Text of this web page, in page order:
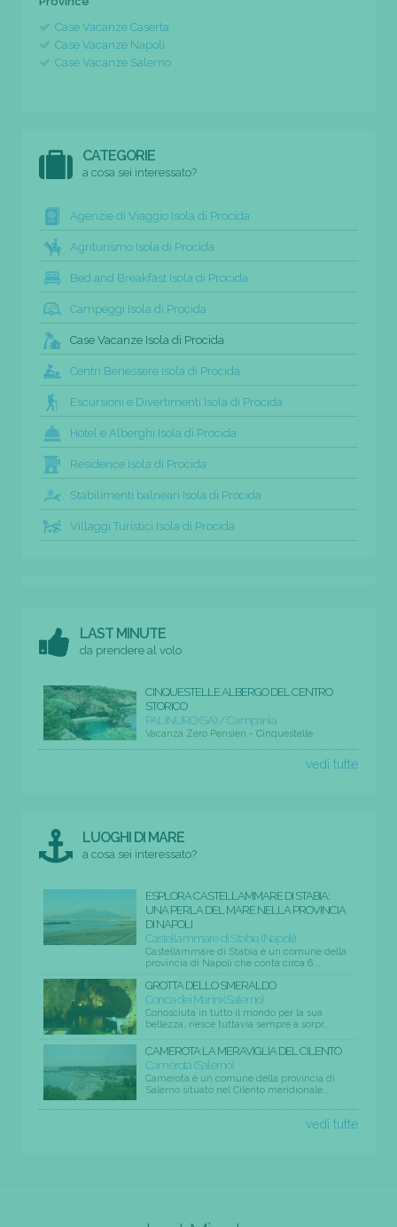
Case Vacanze Caserta
Case Vacanze Napoli
Case Vacanze Salerno
CATEGORIE
a cosa sei interessato?
Agenzie di Viaggio Isola di Procida
Agriturismo Isola di Procida
Bed and Breakfast Isola di Procida
Campeggi Isola di Procida
Case Vacanze Isola di Procida
Centri Benessere Isola di Procida
Escursioni e Divertimenti Isola di Procida
Hotel e Alberghi Isola di Procida
Residence Isola di Procida
Stabilimenti balneari Isola di Procida
Villaggi Turistici Isola di Procida
LAST MINUTE
da prendere al volo
CINQUESTELLE ALBERGO DEL CENTRO
STORICO
PALINURO (SA) / Campania
Vacanza Zero Pensieri - Cinquestelle
vedi tutte
LUOGHI DI MARE
a cosa sei interessato?
ESPLORA CASTELLAMMARE DI STABIA:
UNA PERLA DEL MARE NELLA PROVINCIA
DI NAPOLI
Castellammare di Stabia (Napoli)
Castellammare di Stabia è un comune della
provincia di Napoli che conta circa 6...
GROTTA DELLO SMERALDO
Conca dei Marini (Salerno)
Conosciuta in tutto il mondo per la sua
bellezza, riesce tuttavia sempre a sorpr...
CAMEROTA LA MERAVIGLIA DEL CILENTO
Camerota (Salerno)
Camerota è un comune della provincia di
Salerno situato nel Cilento meridionale...
vedi tutte